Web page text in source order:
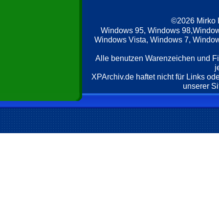
©2026 Mirko
Windows 95, Windows
Windows Vista, Windows 7,
Alle benutzen Warenzeichen und
XPArchiv.de haftet nicht für Links
unserer